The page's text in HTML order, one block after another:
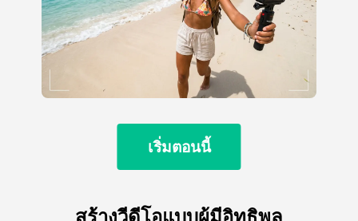
เริ่มตอนนี้
สร้างวีดีโอแบบผู้มีอิทธิพล